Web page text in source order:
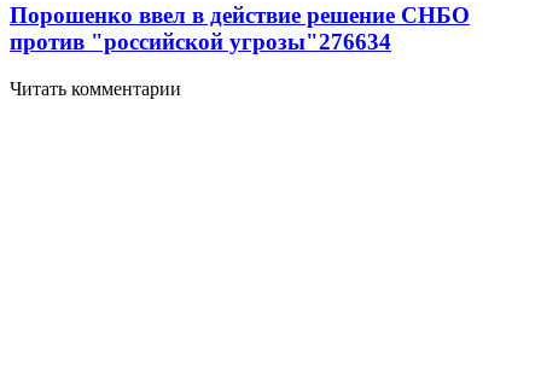
Порошенко ввел в действие решение СНБО
против "российской угрозы"276634
Читать комментарии